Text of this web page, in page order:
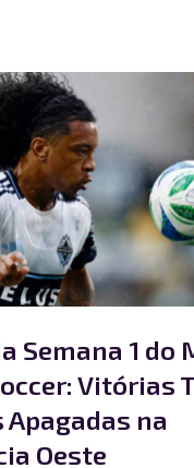
Semana 1 do
Vitórias
na
Oeste